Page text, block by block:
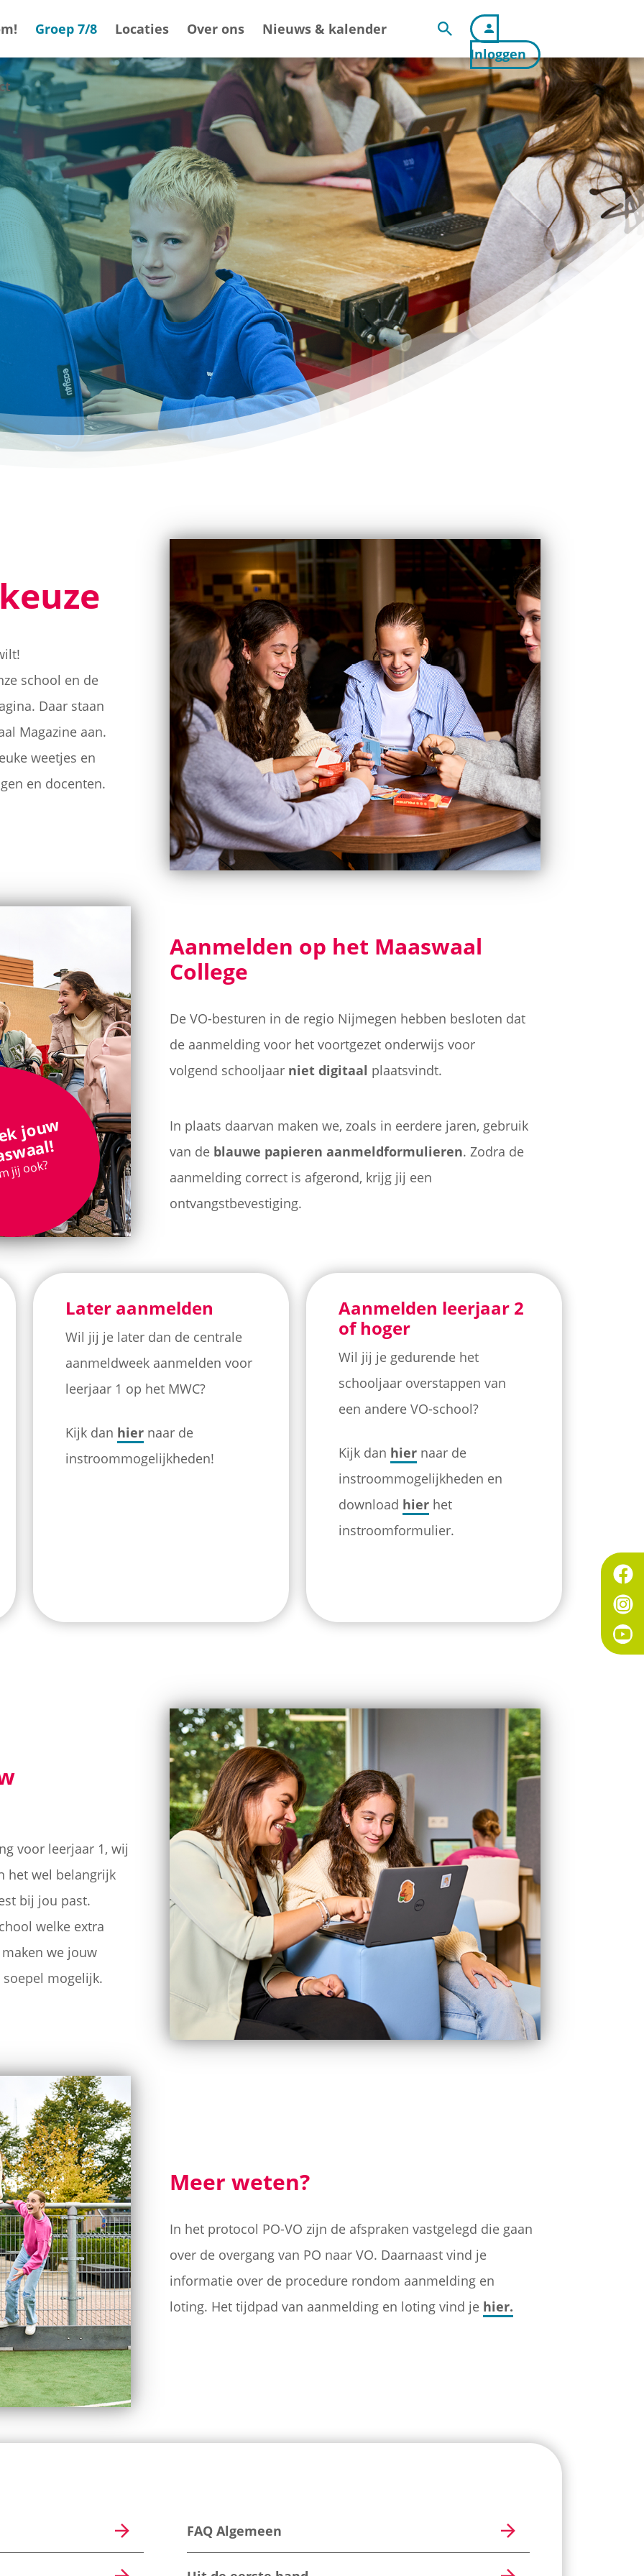
Groep 7/8 Locaties Over ons Nieuws & kalender
Inloggen
school en de
Daar staan
Magazine aan.
weetjes en
en docenten.
j
jij ook?
Aanmelden op het Maaswaal
College
De VO-besturen in de regio Nijmegen hebben besloten dat
de aanmelding voor het voortgezet onderwijs voor
volgend schooljaar niet digitaal plaatsvindt.
In plaats daarvan maken we, zoals in eerdere jaren, gebruik
van de blauwe papieren aanmeldformulieren. Zodra de
aanmelding correct is afgerond, krijg jij een
ontvangstbevestiging.
Later aanmelden
Wil jij je later dan de centrale
aanmeldweek aanmelden voor
leerjaar 1 op het MWC?
Kijk dan hier naar de
instroommogelijkheden!
Aanmelden leerjaar 2
of hoger
Wil jij je gedurende het
schooljaar overstappen van
een andere VO-school?
Kijk dan hier naar de
instroommogelijkheden en
download hier het
instroomformulier.
voor leerjaar 1, wij
het wel belangrijk
bij jou past.
welke extra
we jouw
mogelijk.
Meer weten?
In het protocol PO-VO zijn de afspraken vastgelegd die gaan
over de overgang van PO naar VO. Daarnaast vind je
informatie over de procedure rondom aanmelding en
loting. Het tijdpad van aanmelding en loting vind je hier.
FAQ Algemeen